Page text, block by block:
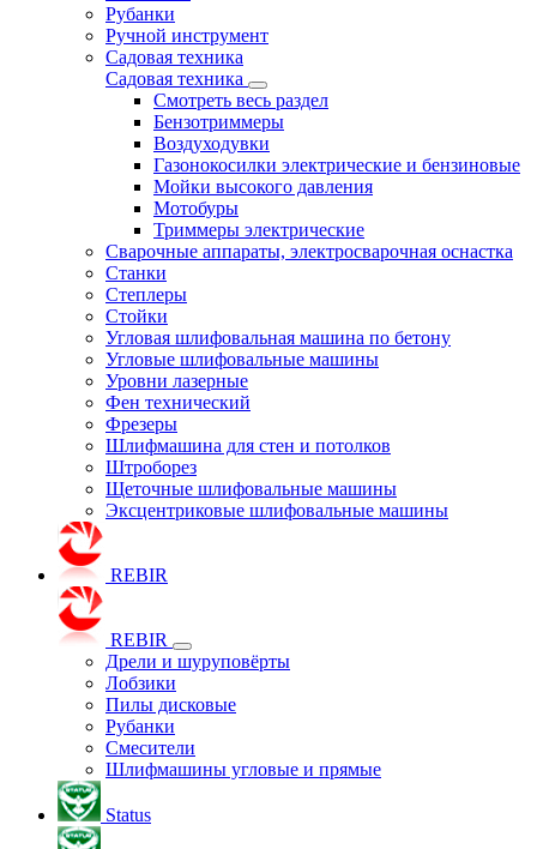
Рубанки
Ручной инструмент
Садовая техника
Садовая техника
Смотреть весь раздел
Бензотриммеры
Воздуходувки
Газонокосилки электрические и бензиновые
Мойки высокого давления
Мотобуры
Триммеры электрические
Сварочные аппараты, электросварочная оснастка
Станки
Степлеры
Стойки
Угловая шлифовальная машина по бетону
Угловые шлифовальные машины
Уровни лазерные
Фен технический
Фрезеры
Шлифмашина для стен и потолков
Штроборез
Щеточные шлифовальные машины
Эксцентриковые шлифовальные машины
REBIR
REBIR
Дрели и шуруповёрты
Лобзики
Пилы дисковые
Рубанки
Смесители
Шлифмашины угловые и прямые
Status